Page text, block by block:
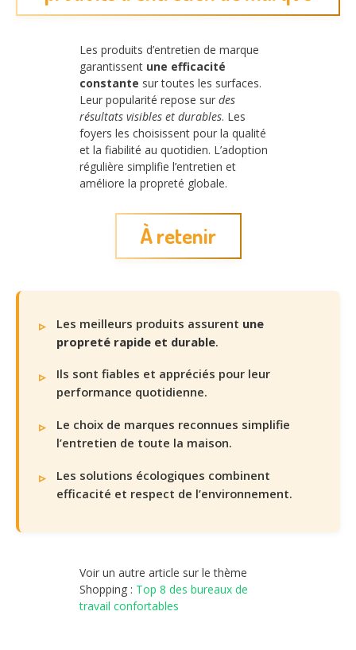
Les produits d’entretien de marque
garantissent une efficacité
constante sur toutes les surfaces.
Leur popularité repose sur des
résultats visibles et durables. Les
foyers les choisissent pour la qualité
et la fiabilité au quotidien. L’adoption
régulière simplifie l’entretien et
améliore la propreté globale.
À retenir
Les meilleurs produits assurent une
propreté rapide et durable.
Ils sont fiables et appréciés pour leur
performance quotidienne.
Le choix de marques reconnues simplifie
l’entretien de toute la maison.
Les solutions écologiques combinent
efficacité et respect de l’environnement.
Voir un autre article sur le thème
Shopping : Top 8 des bureaux de
travail confortables